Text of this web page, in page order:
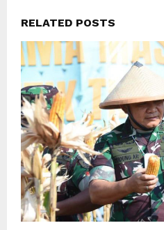
RELATED POSTS